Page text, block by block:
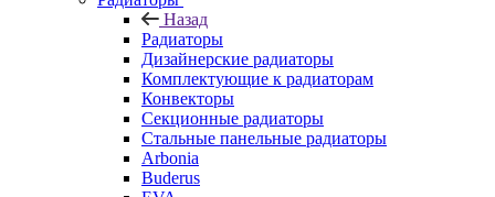
Назад
Радиаторы
Дизайнерские радиаторы
Комплектующие к радиаторам
Конвекторы
Секционные радиаторы
Стальные панельные радиаторы
Arbonia
Buderus